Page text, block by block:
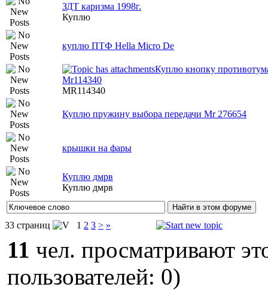
ЗДТ каризма 1998г.
Куплю
куплю ПТФ Hella Micro De
Куплю кнопку
Mr114340
MR114340
Куплю пружину выбора передачи Mr 276654
крышки на фары
Куплю дмрв
Куплю дмрв
33 страниц 1 2 3 > »
11 чел. просматривают
пользователей: 0)